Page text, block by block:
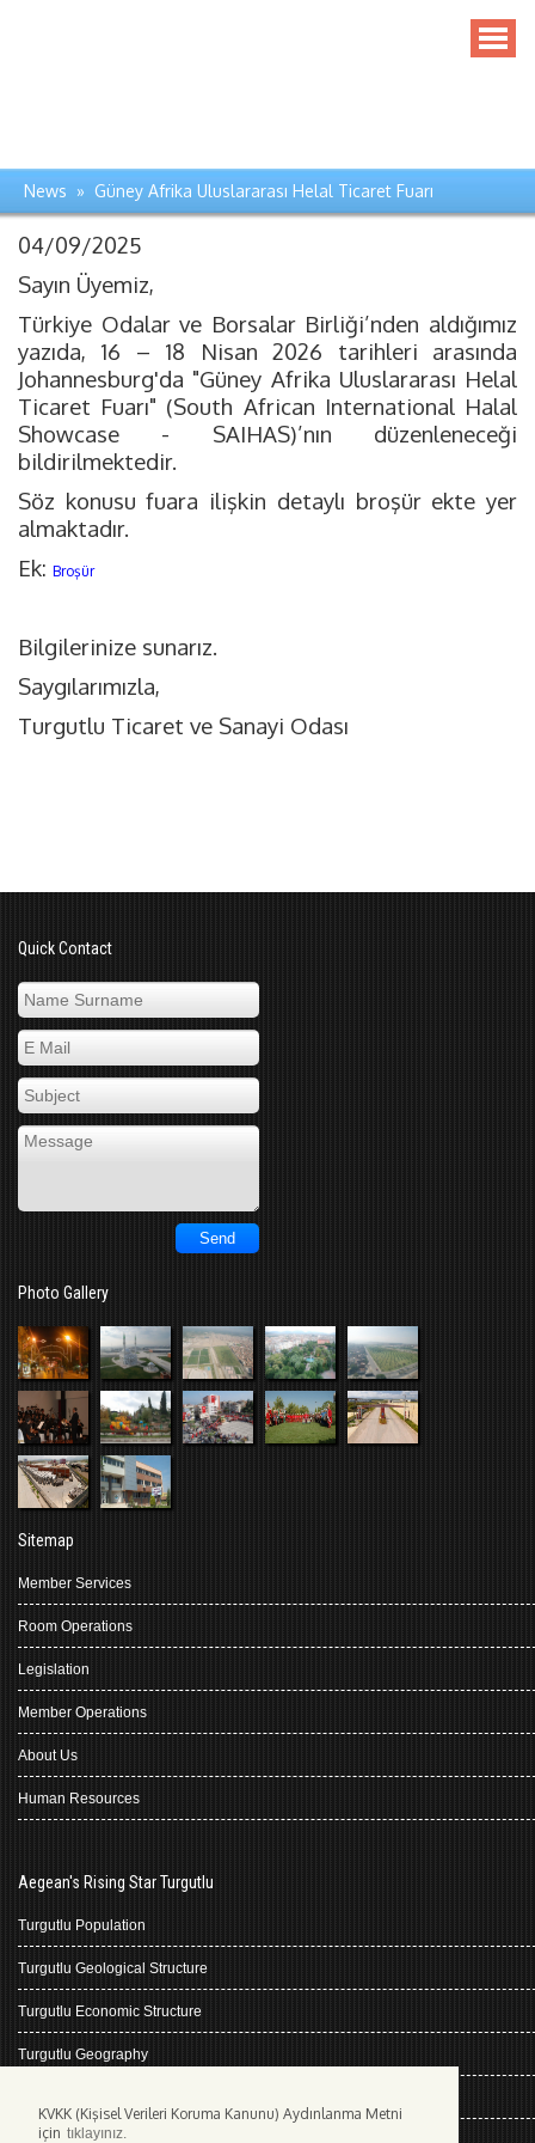
KVKK (Kişisel Verileri Koruma Kanunu) Aydınlanma Metni
için tıklayınız.
News » Güney Afrika Uluslararası Helal Ticaret Fuarı
04/09/2025
Sayın Üyemiz,
Türkiye Odalar ve Borsalar Birliği’nden aldığımız
yazıda, 16 – 18 Nisan 2026 tarihleri arasında
Johannesburg'da "Güney Afrika Uluslararası Helal
Ticaret Fuarı" (South African International Halal
Showcase - SAIHAS)’nın düzenleneceği
bildirilmektedir.
Söz konusu fuara ilişkin detaylı broşür ekte yer
almaktadır.
Ek: Broşür
Bilgilerinize sunarız.
Saygılarımızla,
Turgutlu Ticaret ve Sanayi Odası
Quick Contact
Photo Gallery
Sitemap
Member Services
Room Operations
Legislation
Member Operations
About Us
Human Resources
Aegean's Rising Star Turgutlu
Turgutlu Population
Turgutlu Geological Structure
Turgutlu Economic Structure
Turgutlu Geography